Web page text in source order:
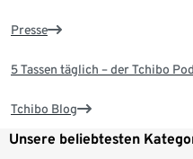
Presse
5 Tassen täglich – der Tchibo
Tchibo Blog
Unsere beliebtesten